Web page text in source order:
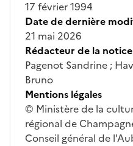
17 février 1994
Date de dernière
21 mai 2026
Rédacteur de la notice
Pagenot Sandrine ;
Bruno
Mentions légales
© Ministère de la
régional de
Conseil général de